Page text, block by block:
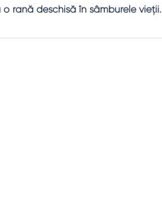
rană deschisă în sâmburele vieţii.